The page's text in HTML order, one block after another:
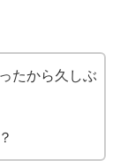
たから久しぶ